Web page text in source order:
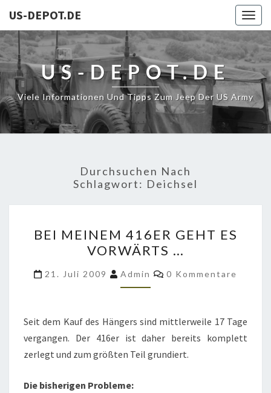
US-DEPOT.DE
US-DEPOT.DE
Viele Informationen Und Tipps Zum Jeep Der US Army
Durchsuchen Nach
Schlagwort: Deichsel
MEINEM
416ER
GEHT
ES
…
BEI MEINEM 416ER GEHT ES
VORWÄRTS …
21. Juli 2009 Admin Kommentare
0 Kommentare
Seit dem Kauf des Hängers sind mittlerweile 17 Tage
vergangen. Der 416er ist daher bereits komplett
zerlegt und zum größten Teil grundiert.
Die bisherigen Probleme: